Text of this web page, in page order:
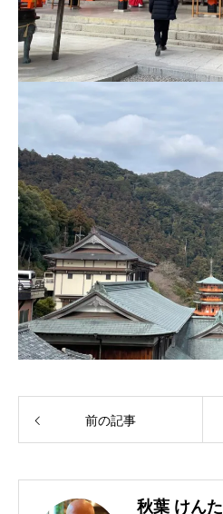
前の記事
秋葉 けんた